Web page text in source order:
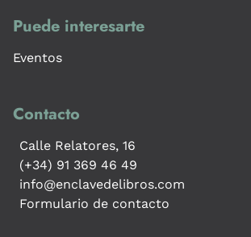
Puede interesarte
Eventos
Contacto
Calle Relatores, 16
(+34) 91 369 46 49
info@enclavedelibros.com
Formulario de contacto